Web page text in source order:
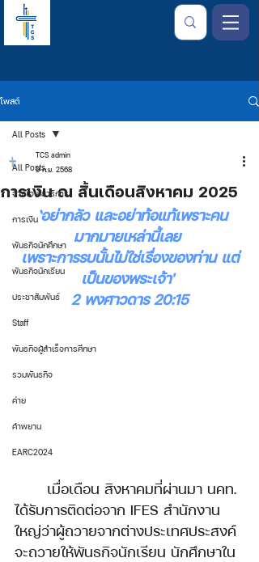
โพสต์
All Posts
จากใจเลขาธิการ
การเงิน
พันธกิจนักศึกษา
พันธกิจนักเรียน
ประชาสัมพันธ์
Staff
พันธกิจผู้สำเร็จการศึกษา
รวมพันธกิจ
ค่าย
คำพยาน
EARC2024
All Posts
การเงิน ณ สิ้นเดือนสิงหาคม 2025
TCS admin
9 ก.ย. 2568
‘อย่ากลัว และอย่าท้อแท้เพราะคน
มากมายเหล่านี้เลย
เพราะการรบนั้นไม่ใช่เรื่องของท่าน แต่
เป็นของพระเจ้า'
2 พงศาวดาร 20:15
ได้รับการติดต่อจาก IFES สำนักงาน
ใหญ่ว่าผู้ถวายจากต่างประเทศประสงค์
จะถวายให้พันธกิจนักเรียน นักศึกษาใน